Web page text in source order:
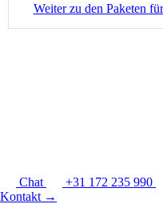
Weiter zu den Paketen
Chat +31 172 235 990
Kontakt →